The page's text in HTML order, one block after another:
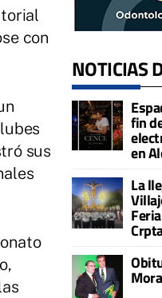
con
sus
NOTICIAS
fin
en
La
Mora